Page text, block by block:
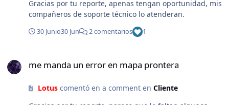
Gracias por tu reporte, apenas tengan oportunidad, mis
compañeros de soporte técnico lo atenderan.
30 Junio30 Jun 2 comentarios 1
me manda un error en mapa prontera
Lotuscomentó en a comment en Cliente